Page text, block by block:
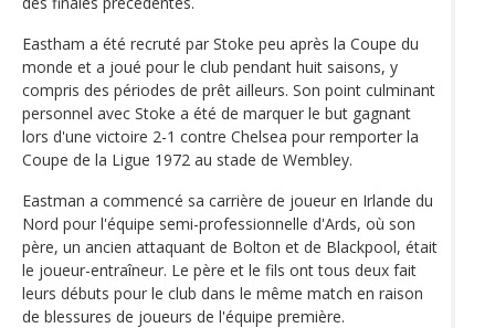
Eastham a été recruté par Stoke peu après la Coupe du
monde et a joué pour le club pendant huit saisons, y
compris des périodes de prêt ailleurs. Son point culminant
personnel avec Stoke a été de marquer le but gagnant
lors d'une victoire 2-1 contre Chelsea pour remporter la
Coupe de la Ligue 1972 au stade de Wembley.
Eastman a commencé sa carrière de joueur en Irlande du
Nord pour l'équipe semi-professionnelle d'Ards, où son
père, un ancien attaquant de Bolton et de Blackpool, était
le joueur-entraîneur. Le père et le fils ont tous deux fait
leurs débuts pour le club dans le même match en raison
de blessures de joueurs de l'équipe première.